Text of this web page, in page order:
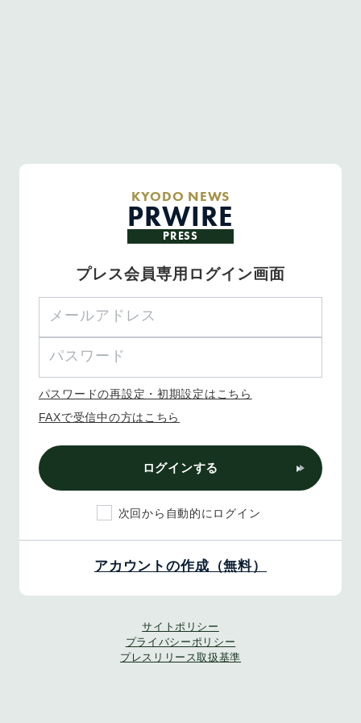
KYODO NEWS
PRWIRE
PRESS
プレス会員専用ログイン画面
パスワードの再設定・初期設定はこちら
FAXで受信中の方はこちら
ログインする
次回から自動的にログイン
アカウントの作成（無料）
サイトポリシー
プライバシーポリシー
プレスリリース取扱基準